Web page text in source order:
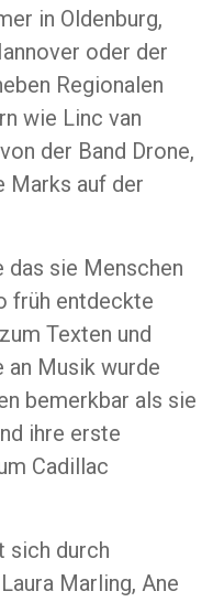
in Oldenburg,
oder der
Regionalen
wie Linc van
der Band Drone,
Marks auf der
sie Menschen
früh entdeckte
Texten und
an Musik wurde
bemerkbar als sie
ihre erste
Cadillac
sich durch
Marling, Ane